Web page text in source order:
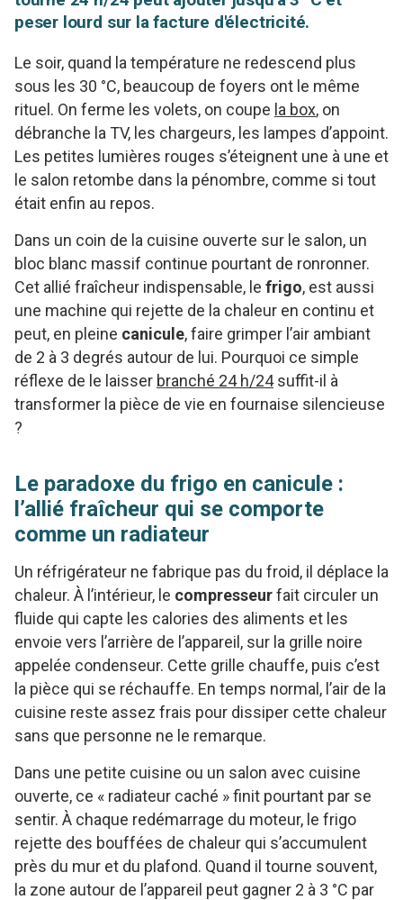
peser lourd sur la facture d'électricité.
Le soir, quand la température ne redescend plus
sous les 30 °C, beaucoup de foyers ont le même
rituel. On ferme les volets, on coupe la box, on
débranche la TV, les chargeurs, les lampes d’appoint.
Les petites lumières rouges s’éteignent une à une et
le salon retombe dans la pénombre, comme si tout
était enfin au repos.
Dans un coin de la cuisine ouverte sur le salon, un
bloc blanc massif continue pourtant de ronronner.
Cet allié fraîcheur indispensable, le frigo, est aussi
une machine qui rejette de la chaleur en continu et
peut, en pleine canicule, faire grimper l’air ambiant
de 2 à 3 degrés autour de lui. Pourquoi ce simple
réflexe de le laisser branché 24 h/24suffit-il à
transformer la pièce de vie en fournaise silencieuse
?
Le paradoxe du frigo en canicule :
l’allié fraîcheur qui se comporte
comme un radiateur
Un réfrigérateur ne fabrique pas du froid, il déplace la
chaleur. À l’intérieur, le compresseurfait circuler un
fluide qui capte les calories des aliments et les
envoie vers l’arrière de l’appareil, sur la grille noire
appelée condenseur. Cette grille chauffe, puis c’est
la pièce qui se réchauffe. En temps normal, l’air de la
cuisine reste assez frais pour dissiper cette chaleur
sans que personne ne le remarque.
Dans une petite cuisine ou un salon avec cuisine
ouverte, ce « radiateur caché » finit pourtant par se
sentir. À chaque redémarrage du moteur, le frigo
rejette des bouffées de chaleur qui s’accumulent
près du mur et du plafond. Quand il tourne souvent,
la zone autour de l’appareil peut gagner 2 à 3 °C par